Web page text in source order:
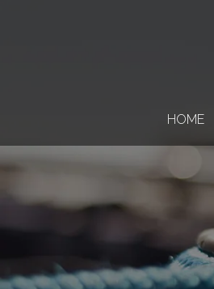
HOME